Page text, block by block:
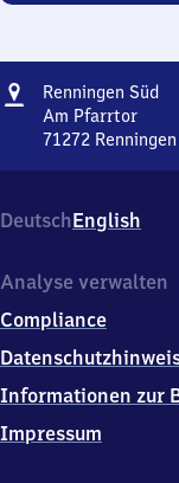
Adresse
Renningen Süd
Am Pfarrtor
71272 Renningen
Am
Pfarrtor,
1
7
2
DeutschEnglish
Analyse verwalten
Compliance
Informationen zur
Impressum